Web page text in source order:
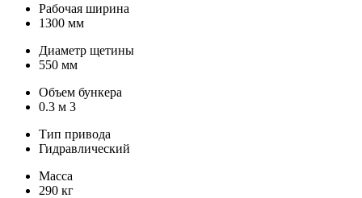
Рабочая ширина
1300 мм
Диаметр щетины
550 мм
Объем бункера
0.3 м 3
Тип привода
Гидравлический
Масса
290 кг